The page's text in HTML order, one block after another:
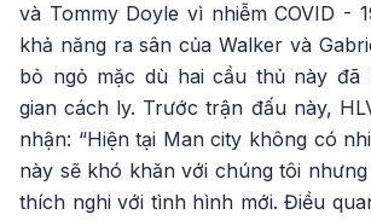
và Tommy Doyle vì nhiễm COVID -
khả năng ra sân của Walker và
bỏ ngỏ mặc dù hai cầu thủ này đã
gian cách ly. Trước trận đấu này,
nhận: “Hiện tại Man city không có
này sẽ khó khăn với chúng tôi
thích nghi với tình hình mới. Điều